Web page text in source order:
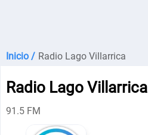
Inicio / Radio Lago Villarrica
Radio Lago Villarrica
91.5 FM